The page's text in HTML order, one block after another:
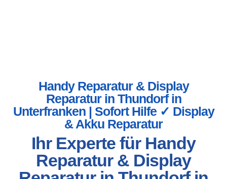
Handy Reparatur & Display
Reparatur in Thundorf in
Unterfranken | Sofort Hilfe ✓ Display
& Akku Reparatur
Ihr Experte für Handy
Reparatur & Display